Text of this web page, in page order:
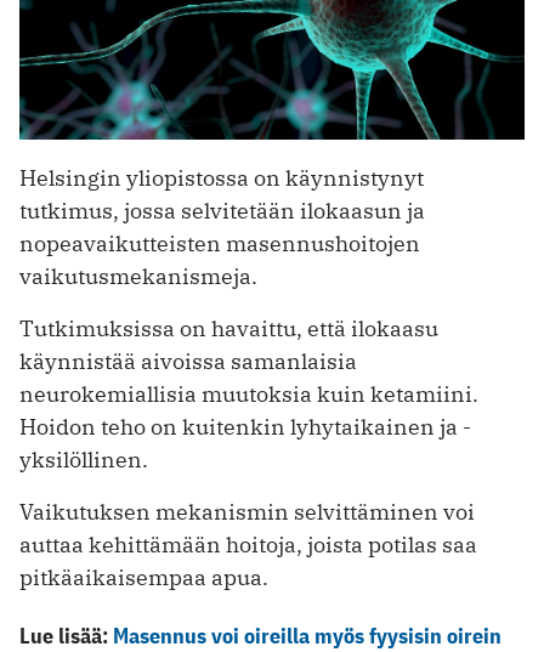
Helsingin yliopistossa on käynnistynyt
tutkimus, jossa selvitetään ilokaasun ja
nopeavaikutteisten masennushoitojen
vaikutusmekanismeja.
Tutkimuksissa on havaittu, että ilokaasu
käynnistää aivoissa samanlaisia
neurokemiallisia muutoksia kuin ketamiini.
Hoidon teho on kuitenkin lyhytaikainen ja ­
yksilöllinen.
Vaikutuksen mekanismin selvittäminen voi
auttaa kehittämään hoitoja, joista potilas saa
pitkäaikaisempaa apua.
Lue lisää: Masennus voi oireilla myös fyysisin oirein